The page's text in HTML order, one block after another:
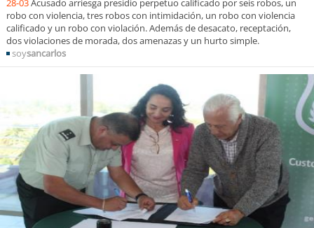
28-03Acusado arriesga presidio perpetuo calificado por seis robos, un
robo con violencia, tres robos con intimidación, un robo con violencia
calificado y un robo con violación. Además de desacato, receptación,
dos violaciones de morada, dos amenazas y un hurto simple.
soysancarlos